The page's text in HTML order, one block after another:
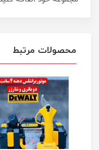
محصولات مرتبط